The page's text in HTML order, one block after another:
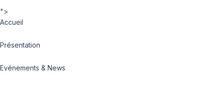
">
Accueil
Présentation
Evénements & News